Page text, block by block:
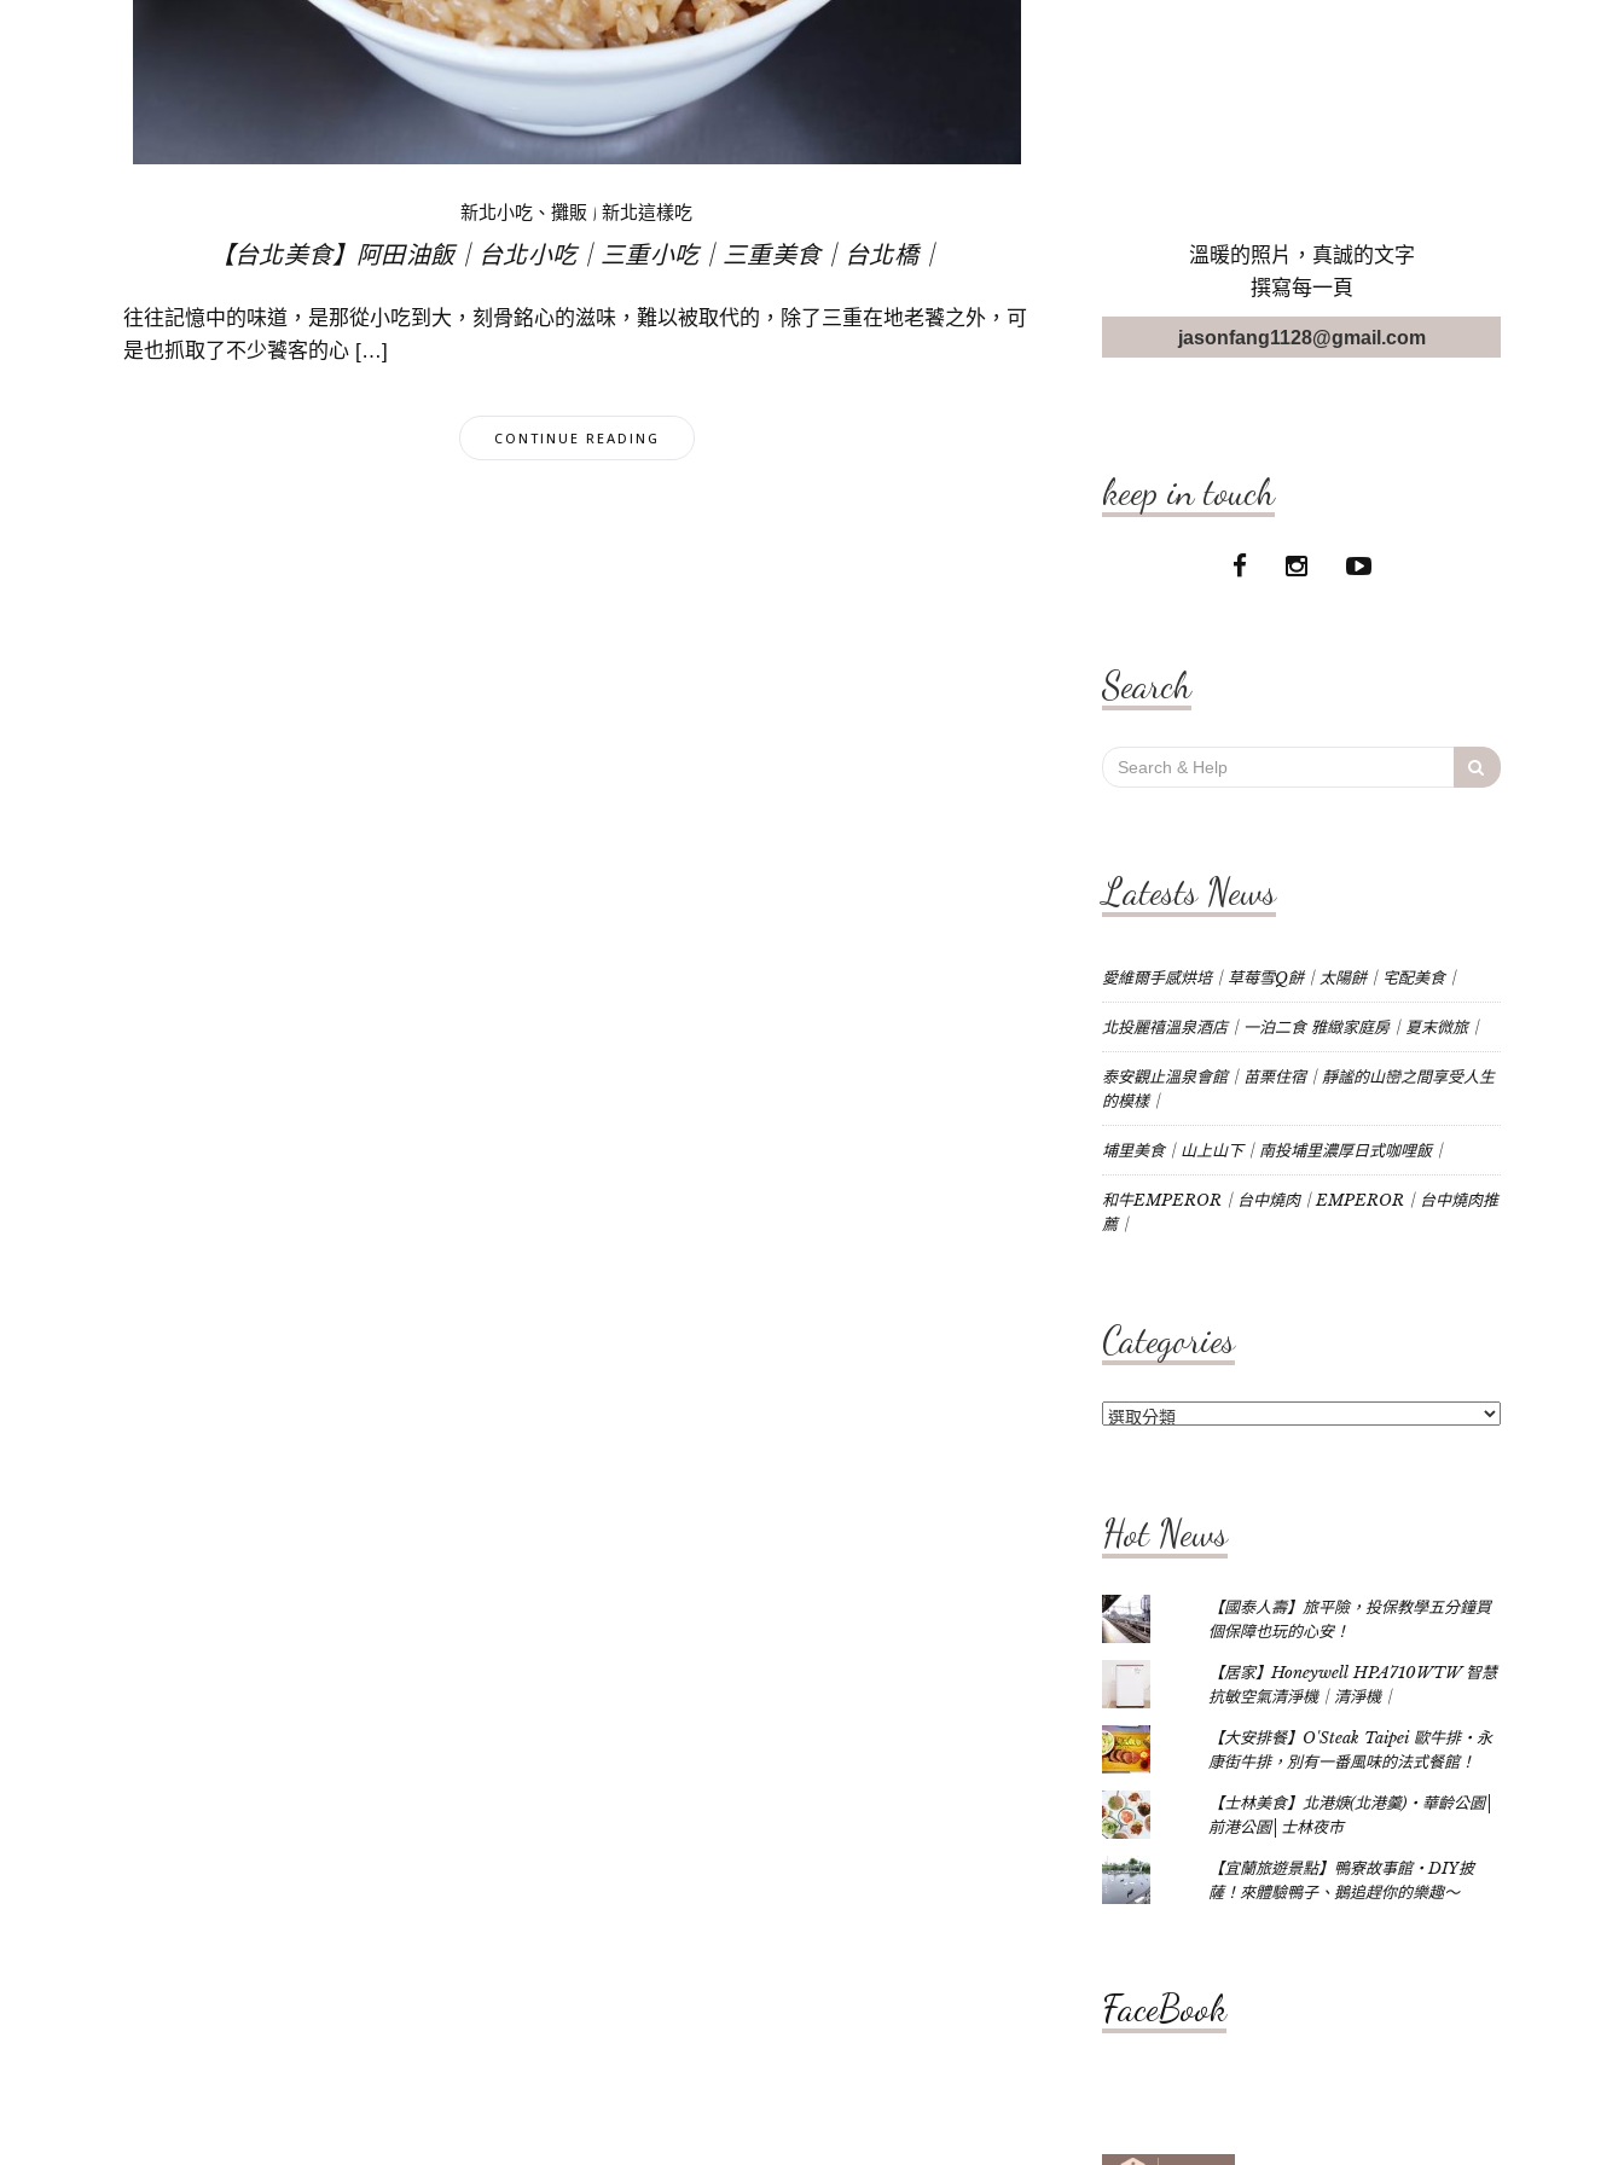
新北小吃、攤販 | 新北這樣吃
【台北美食】阿田油飯｜台北小吃｜三重小吃｜三重美食｜台北橋｜
往往記憶中的味道，是那從小吃到大，刻骨銘心的滋味，難以被取代的，除了三重在地老饕之外，可
是也抓取了不少饕客的心 […]
CONTINUE READING
溫暖的照片，真誠的文字
撰寫每一頁
jasonfang1128@gmail.com
keep in touch
Search
Search
for:
Latests News
愛維爾手感烘培｜草莓雪Q餅｜太陽餅｜宅配美食｜
北投麗禧溫泉酒店｜一泊二食 雅緻家庭房｜夏末微旅｜
泰安觀止溫泉會館｜苗栗住宿｜靜謐的山巒之間享受人生
的模樣｜
埔里美食｜山上山下｜南投埔里濃厚日式咖哩飯｜
和牛EMPEROR｜台中燒肉｜EMPEROR｜台中燒肉推
薦｜
Categories
Categories
Hot News
【國泰人壽】旅平險，投保教學五分鐘買
個保障也玩的心安！
【居家】Honeywell HPA710WTW 智慧
抗敏空氣清淨機｜清淨機｜
【大安排餐】O'Steak Taipei 歐牛排‧永
康街牛排，別有一番風味的法式餐館！
【士林美食】北港焿(北港羹)‧華齡公園│
前港公園│士林夜市
【宜蘭旅遊景點】鴨寮故事館‧DIY披
薩！來體驗鴨子、鵝追趕你的樂趣～
FaceBook